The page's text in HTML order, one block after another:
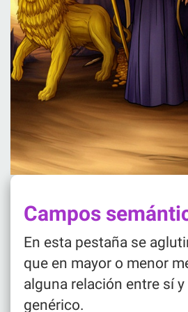
Campos
En esta pestaña se
que en mayor o menor
alguna relación entre sí
genérico.